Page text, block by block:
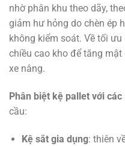
nhờ phân khu theo dãy,
giảm hư hỏng do chèn ép
không kiểm soát. Về tối
chiều cao kho để tăng
xe nâng.
Phân biệt kệ pallet với
cầu:
Kệ sắt gia dụng: thiên